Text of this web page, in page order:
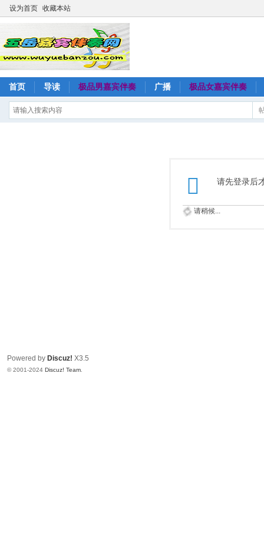
设为首页 收藏本站
首页 导读 极品男嘉宾伴奏 广播 极品女嘉宾伴奏
请先登录后
请稍候...
Powered by Discuz! X3.5
© 2001-2024 Discuz! Team